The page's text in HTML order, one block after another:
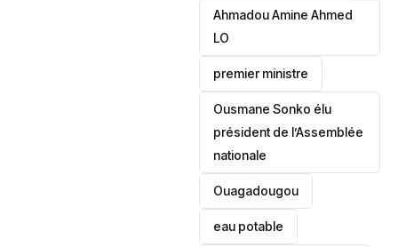
Ahmadou Amine Ahmed
LO
premier ministre
Ousmane Sonko élu
président de l’Assemblée
nationale
‎Ouagadougou
eau potable